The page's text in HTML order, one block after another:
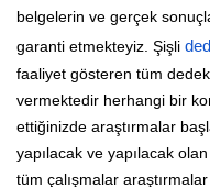
belgelerin ve gerçek
garanti etmekteyiz. Şişli
faaliyet gösteren tüm
vermektedir herhangi bir
ettiğinizde araştırmalar
yapılacak ve yapılacak
tüm çalışmalar